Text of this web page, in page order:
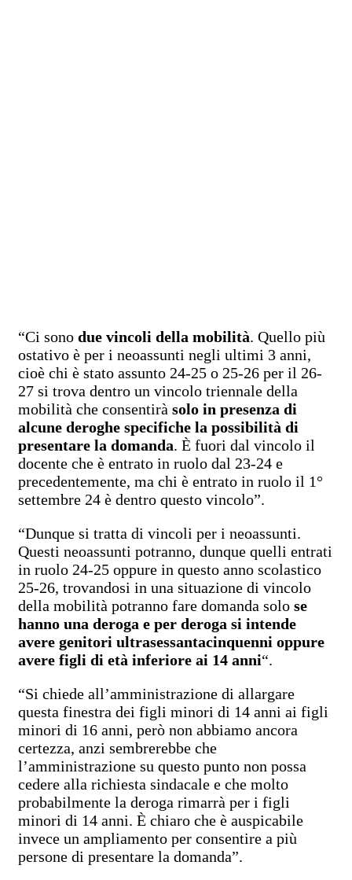
“Ci sono due vincoli della mobilità. Quello più
ostativo è per i neoassunti negli ultimi 3 anni,
cioè chi è stato assunto 24-25 o 25-26 per il 26-
27 si trova dentro un vincolo triennale della
mobilità che consentirà solo in presenza di
alcune deroghe specifiche la possibilità di
presentare la domanda. È fuori dal vincolo il
docente che è entrato in ruolo dal 23-24 e
precedentemente, ma chi è entrato in ruolo il 1°
settembre 24 è dentro questo vincolo”.
“Dunque si tratta di vincoli per i neoassunti.
Questi neoassunti potranno, dunque quelli entrati
in ruolo 24-25 oppure in questo anno scolastico
25-26, trovandosi in una situazione di vincolo
della mobilità potranno fare domanda solo se
hanno una deroga e per deroga si intende
avere genitori ultrasessantacinquenni oppure
avere figli di età inferiore ai 14 anni“.
“Si chiede all’amministrazione di allargare
questa finestra dei figli minori di 14 anni ai figli
minori di 16 anni, però non abbiamo ancora
certezza, anzi sembrerebbe che
l’amministrazione su questo punto non possa
cedere alla richiesta sindacale e che molto
probabilmente la deroga rimarrà per i figli
minori di 14 anni. È chiaro che è auspicabile
invece un ampliamento per consentire a più
persone di presentare la domanda”.